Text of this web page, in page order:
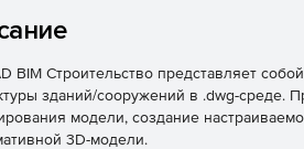
BIM Строительство представляет
зданий/сооружений в .dwg-среде.
модели, создание
3D-модели.